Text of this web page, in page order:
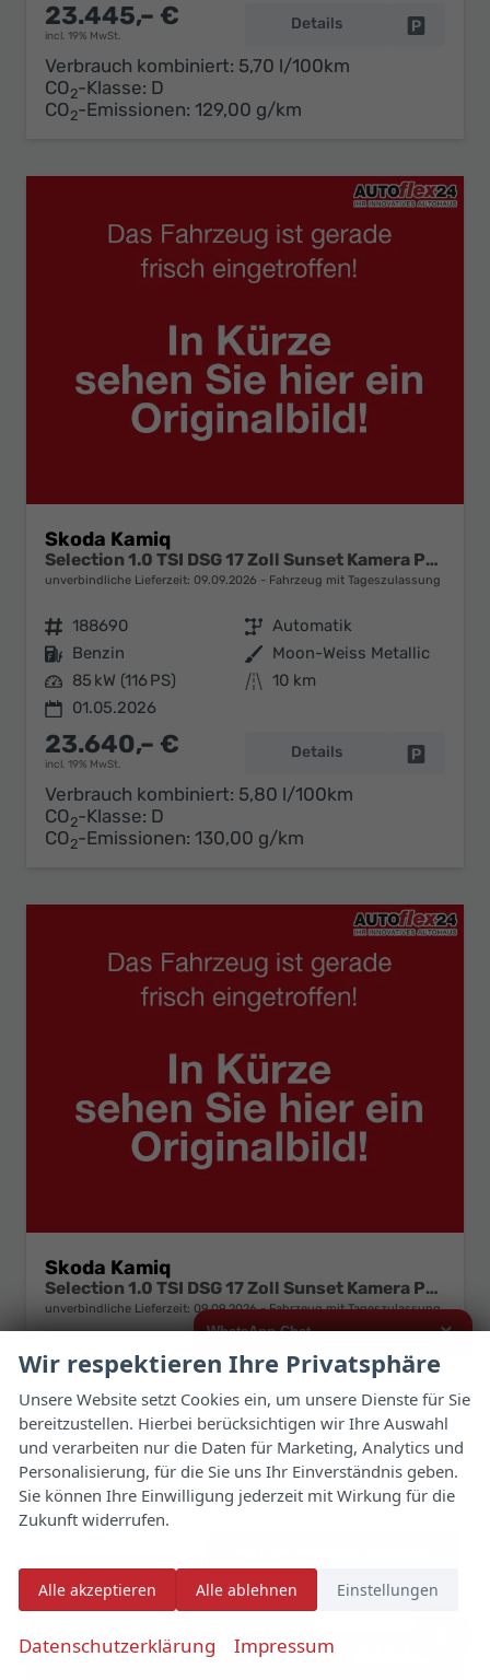
23.445,– €
incl. 19% MwSt.
Details
Verbrauch kombiniert: 5,70 l/100km
CO2-Klasse: D
CO2-Emissionen: 129,00 g/km
Skoda Kamiq
Selection 1.0 TSI DSG 17 Zoll Sunset Kamera PDC v+h
unverbindliche Lieferzeit: 09.09.2026 Fahrzeug mit Tageszulassung
Fahrzeugnr. 188690 Getriebe Automatik
Kraftstoff Benzin Außenfarbe Moon-Weiss Metallic
Leistung 85 kW (116 PS) Kilometerstand 10 km
01.05.2026
23.640,– €
incl. 19% MwSt.
Details
Verbrauch kombiniert: 5,80 l/100km
CO2-Klasse: D
CO2-Emissionen: 130,00 g/km
Skoda Kamiq
Selection 1.0 TSI DSG 17 Zoll Sunset Kamera PDC v+h
unverbindliche Lieferzeit: 09.09.2026 Fahrzeug mit Tageszulassung
Automatik
Benzin
Leistung 85 kW (116 PS) Kilometerstand
10 km
23.640,– €
incl. 19% MwSt.
Details Fahrzeug
Verbrauch kombiniert:
CO2-Emissionen:130,00 g/km
WhatsApp Chat ×
ich interessiere mich für das oben
genannte Fahrzeug und freue mich
über Eure Kontaktaufnahme.
Viele Grüße
Wir respektieren Ihre Privatsphäre
Unsere Website setzt Cookies ein, um unsere Dienste für Sie
bereitzustellen. Hierbei berücksichtigen wir Ihre Auswahl
und verarbeiten nur die Daten für Marketing, Analytics und
Personalisierung, für die Sie uns Ihr Einverständnis geben.
Sie können Ihre Einwilligung jederzeit mit Wirkung für die
Zukunft widerrufen.
Alle akzeptieren Alle ablehnen Einstellungen
Datenschutzerklärung Impressum